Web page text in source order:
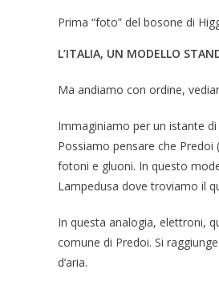
Prima “foto” del bosone di
L’ITALIA, UN MODELLO
Ma andiamo con ordine,
Immaginiamo per un istante
Possiamo pensare che
fotoni e gluoni. In questo
Lampedusa dove troviamo il
In questa analogia, elettroni,
comune di Predoi. Si
d’aria.